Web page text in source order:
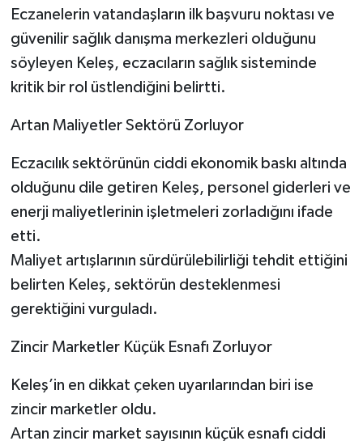
Eczanelerin vatandaşların ilk başvuru noktası ve
güvenilir sağlık danışma merkezleri olduğunu
söyleyen Keleş, eczacıların sağlık sisteminde
kritik bir rol üstlendiğini belirtti.
Artan Maliyetler Sektörü Zorluyor
Eczacılık sektörünün ciddi ekonomik baskı altında
olduğunu dile getiren Keleş, personel giderleri ve
enerji maliyetlerinin işletmeleri zorladığını ifade
etti.
Maliyet artışlarının sürdürülebilirliği tehdit ettiğini
belirten Keleş, sektörün desteklenmesi
gerektiğini vurguladı.
Zincir Marketler Küçük Esnafı Zorluyor
Keleş’in en dikkat çeken uyarılarından biri ise
zincir marketler oldu.
Artan zincir market sayısının küçük esnafı ciddi